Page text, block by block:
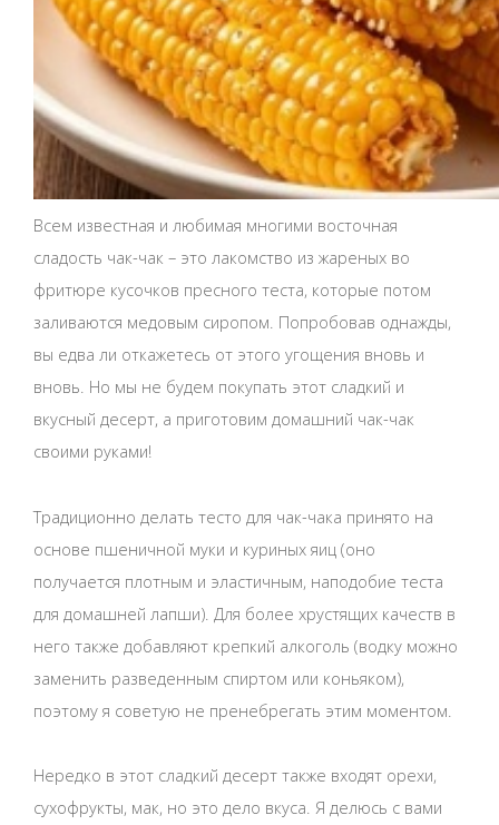
Всем известная и любимая многими восточная
сладость чак-чак – это лакомство из жареных во
фритюре кусочков пресного теста, которые потом
заливаются медовым сиропом. Попробовав однажды,
вы едва ли откажетесь от этого угощения вновь и
вновь. Но мы не будем покупать этот сладкий и
вкусный десерт, а приготовим домашний чак-чак
своими руками!
Традиционно делать тесто для чак-чака принято на
основе пшеничной муки и куриных яиц (оно
получается плотным и эластичным, наподобие теста
для домашней лапши). Для более хрустящих качеств в
него также добавляют крепкий алкоголь (водку можно
заменить разведенным спиртом или коньяком),
поэтому я советую не пренебрегать этим моментом.
Нередко в этот сладкий десерт также входят орехи,
сухофрукты, мак, но это дело вкуса. Я делюсь с вами